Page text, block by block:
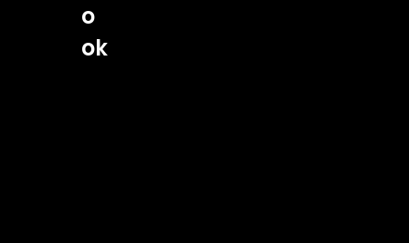
o
ok